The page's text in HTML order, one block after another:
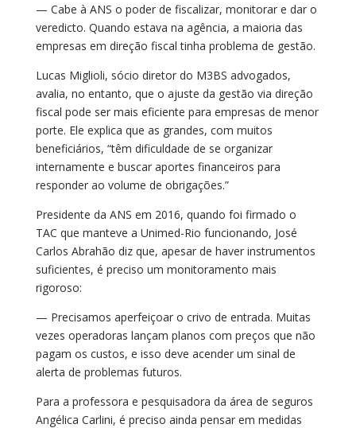
— Cabe à ANS o poder de fiscalizar, monitorar e dar o
veredicto. Quando estava na agência, a maioria das
empresas em direção fiscal tinha problema de gestão.
Lucas Miglioli, sócio diretor do M3BS advogados,
avalia, no entanto, que o ajuste da gestão via direção
fiscal pode ser mais eficiente para empresas de menor
porte. Ele explica que as grandes, com muitos
beneficiários, “têm dificuldade de se organizar
internamente e buscar aportes financeiros para
responder ao volume de obrigações.”
Presidente da ANS em 2016, quando foi firmado o
TAC que manteve a Unimed-Rio funcionando, José
Carlos Abrahão diz que, apesar de haver instrumentos
suficientes, é preciso um monitoramento mais
rigoroso:
— Precisamos aperfeiçoar o crivo de entrada. Muitas
vezes operadoras lançam planos com preços que não
pagam os custos, e isso deve acender um sinal de
alerta de problemas futuros.
Para a professora e pesquisadora da área de seguros
Angélica Carlini, é preciso ainda pensar em medidas